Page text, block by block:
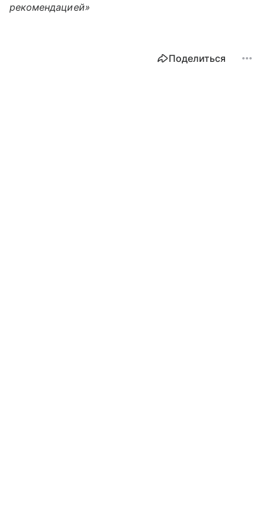
рекомендацией»
Поделиться